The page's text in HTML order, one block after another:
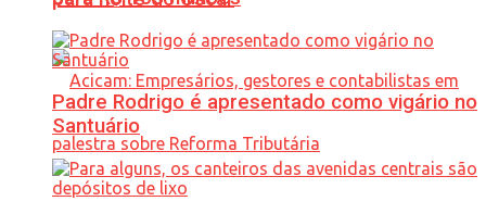
Padre Rodrigo é apresentado como vigário no
Santuário